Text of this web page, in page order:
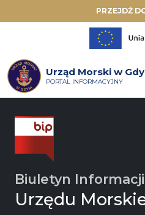
PRZEJDŹ
Urząd Morski w
PORTAL INFORMACYJNY
Biuletyn
Urzędu